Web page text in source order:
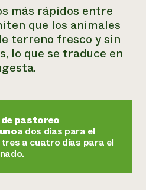
más rápidos entre
que los animales
terreno fresco y sin
lo que se traduce en
pastoreo
a dos días para el
a cuatro días para el